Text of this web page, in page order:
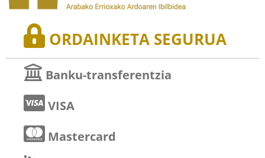
ORDAINKETA SEGURUA
Banku-transferentzia
VISA
Mastercard